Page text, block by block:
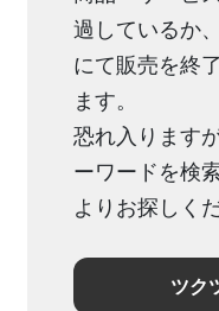
過しているか
にて販売を終
ます。
恐れ入ります
ーワードを検
よりお探しく
ツク